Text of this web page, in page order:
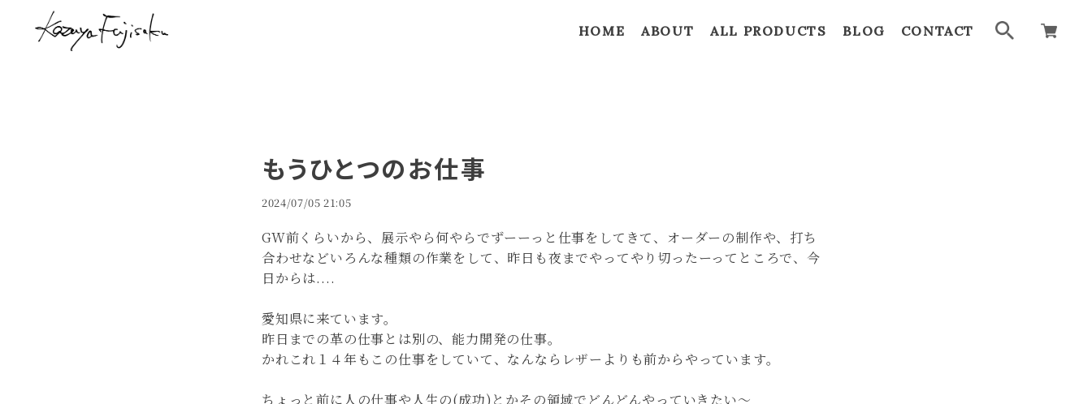
HOME ABOUT ALL PRODUCTS BLOG CONTACT
もうひとつのお仕事
2024/07/05 21:05
GW前くらいから、展示やら何やらでずーーっと仕事をしてきて、 オーダーの制作や、打ち
合わせなどいろんな種類の作業をして、昨日も夜までやってやり切ったーってところで、今
日からは....
愛知県に来ています。
昨日までの革の仕事とは別の、能力開発の仕事。
かれこれ１４年もこの仕事をしていて、なんならレザーよりも前からやっています。
ちょっと前に人の仕事や人生の(成功)とかその領域でどんどんやっていきたい〜